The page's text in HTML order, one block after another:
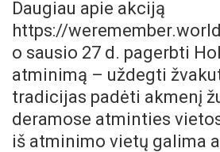
Daugiau apie akciją
https://
o sausio 27 d. pagerbti
atminimą – uždegti
tradicijas padėti akmenį
deramose atminties
iš atminimo vietų galima